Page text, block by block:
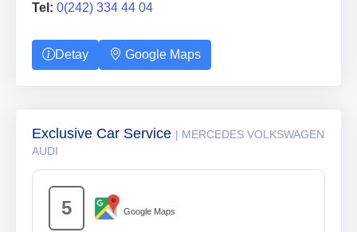
Tel: 0(242) 334 44 04
Detay Google Maps
Exclusive Car Service | MERCEDES VOLKSWAGEN
AUDI
5 Google Maps